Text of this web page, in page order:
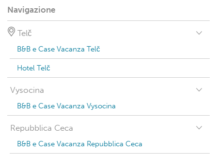
Navigazione
Telč
B&B e Case Vacanza Telč
Hotel Telč
Vysocina
B&B e Case Vacanza Vysocina
Repubblica Ceca
B&B e Case Vacanza Repubblica Ceca